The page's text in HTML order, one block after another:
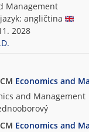
Management
jazyk: angličtina
2028
Economics and
and Management
Economics and